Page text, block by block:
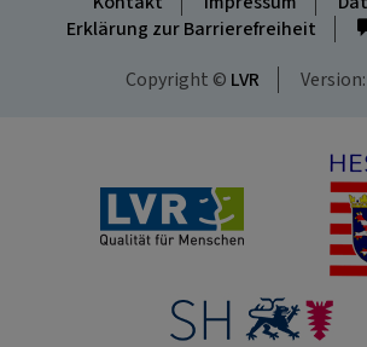
Erklärung zur Barrierefreiheit
Copyright © LVR